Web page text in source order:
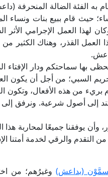
الفئة الضالة المنحرفة
حيث قام ببيع بنات ونساء
لهذا العمل الإجرامي الأثر
القذر، وهناك الكثير
تحظى بها سماحتكم ودار
السبي؛ من أجل أن يكون
بريء من هذه الأفعال،
إلى أصول شرعية. ونرفق إلى
وأن يوفقنا جميعًا لمحاربة
من التقدم والرقي لخدمة أمتنا
(بداعش) وغيرُهم؛ من